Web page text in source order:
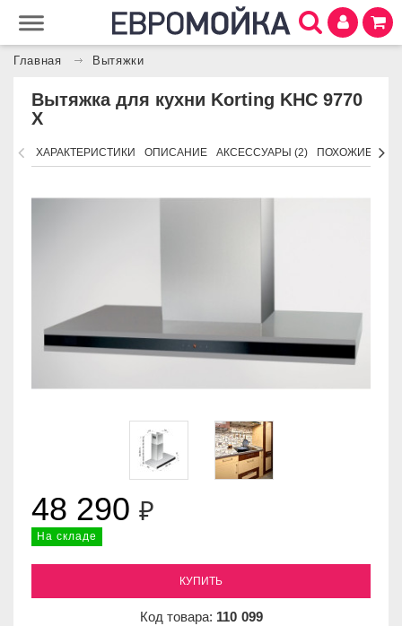
Главная Вытяжки
Вытяжка для кухни Korting KHC 9770
X
ХАРАКТЕРИСТИКИ ОПИСАНИЕ АКСЕССУАРЫ (2) ПОХОЖИЕ
48 290 ₽
На складе
КУПИТЬ
Код товара: 110 099